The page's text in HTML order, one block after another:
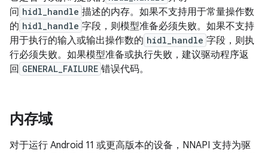
问 hidl_handle 描述的内存。如果不支持用于常量操作数
的 hidl_handle 字段，则模型准备必须失败。如果不支持
用于执行的输入或输出操作数的 hidl_handle 字段，则执
行必须失败。如果模型准备或执行失败，建议驱动程序返
回 GENERAL_FAILURE 错误代码。
内存域
对于运行 Android 11 或更高版本的设备，NNAPI 支持为驱